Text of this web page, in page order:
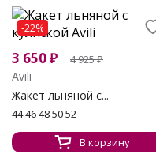
-22%
3 650₽ 4 925₽
Avili
Жакет льняной с...
44 46 48 50 52
В корзину